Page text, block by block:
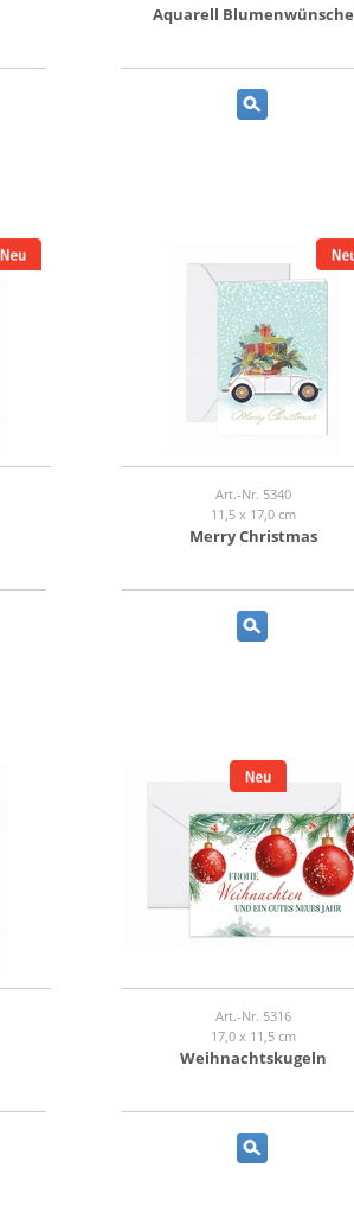
Aquarell Blumenwünsche
Art.-Nr. 5340
11,5 x 17,0 cm
Merry Christmas
Art.-Nr. 5316
17,0 x 11,5 cm
Weihnachtskugeln